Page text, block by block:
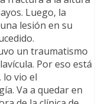
Luego, la
lesión en su
un traumatismo
Por eso está
lo vio el
Va a quedar en